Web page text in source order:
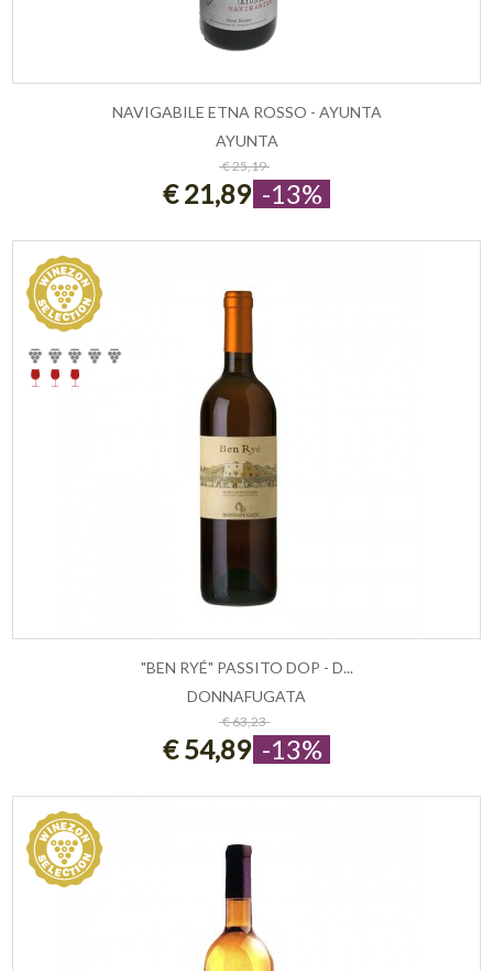
ESAURITO
NAVIGABILE ETNA ROSSO - AYUNTA
AYUNTA
€ 25,19
€ 21,89 -13%
ESAURITO
"BEN RYÉ" PASSITO DOP - D...
DONNAFUGATA
€ 63,23
€ 54,89 -13%